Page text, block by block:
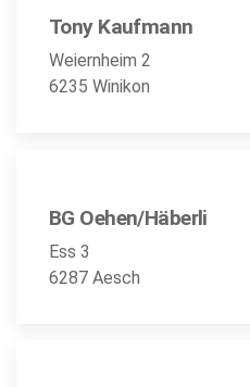
Tony Kaufmann
Weiernheim 2
6235 Winikon
BG Oehen/Häberli
Ess 3
6287 Aesch